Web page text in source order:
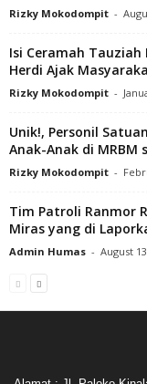
Rizky Mokodompit -
Isi Ceramah Tauziah
Herdi Ajak
Rizky Mokodompit -
Unik!, Personil
Anak-Anak di MRBM
Rizky Mokodompit -
Tim Patroli Ranmor
Miras yang di
Admin Humas - August